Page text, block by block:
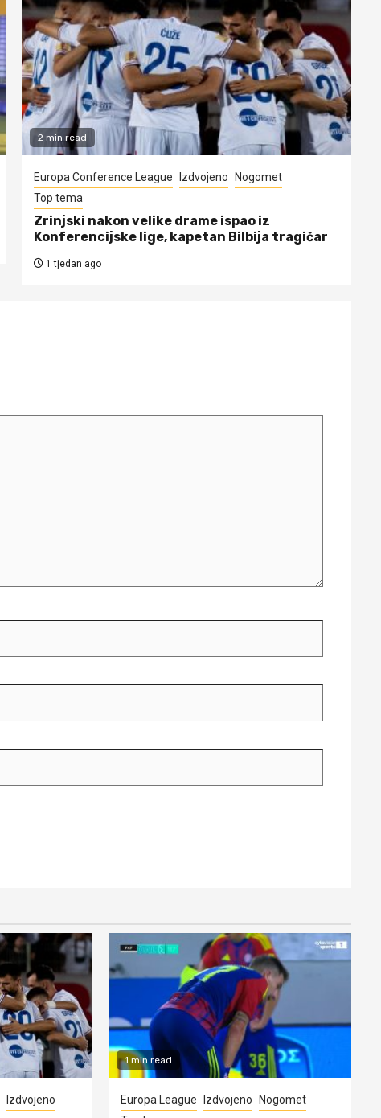
2 min read
Europa Conference League Izdvojeno
Nogomet
Top tema
Zrinjski nakon velike drame ispao iz
Konferencijske lige, kapetan Bilbija tragičar
1 tjedan ago
Izdvojeno
1 min read
Europa League Izdvojeno
Nogomet